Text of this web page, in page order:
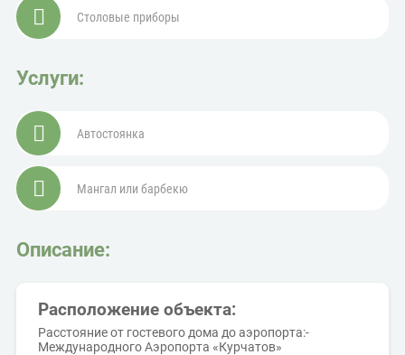
Столовые приборы
Услуги:
Автостоянка
Мангал или барбекю
Описание:
Расположение объекта:
Расстояние от гостевого дома до аэропорта:-
Международного Аэропорта «Курчатов»